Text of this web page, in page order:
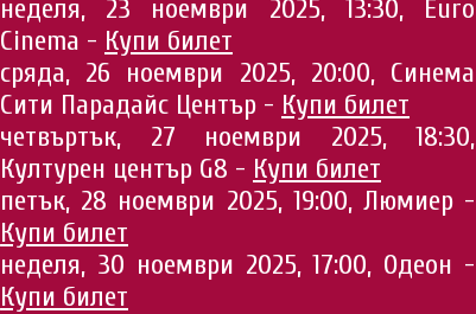
неделя, 23 ноември 2025, 13:30, Euro
Cinema - Купи билет
сряда, 26 ноември 2025, 20:00, Синема
Сити Парадайс Център - Купи билет
четвъртък, 27 ноември 2025, 18:30,
Културен център G8 - Купи билет
петък, 28 ноември 2025, 19:00, Люмиер -
Купи билет
неделя, 30 ноември 2025, 17:00, Одеон -
Купи билет